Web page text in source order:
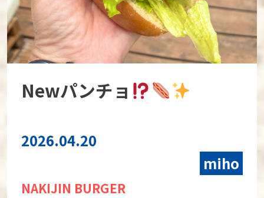
Newパンチョ
2026.04.20
miho
NAKIJIN BURGER